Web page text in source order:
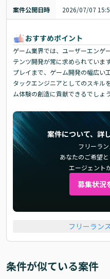
案件公開日時 2026/07/07
おすすめポイント
ゲーム業界では、ユーザーエンゲ
テンツ開発が常に求められていま
プレイまで、ゲーム開発の幅広い
タックエンジニアとしてのスキル
ム体験の創造に貢献できるでしょう
案件について、詳
フリーラン
あなたのご希望
エージェント
募集状況
フリーラン
条件が似ている案件